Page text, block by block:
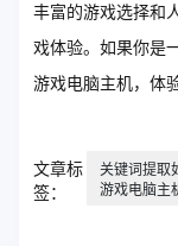
丰富的游戏选择和
戏体验。如果你是
游戏电脑主机，体
文章标
签：
关键词提取
游戏电脑主